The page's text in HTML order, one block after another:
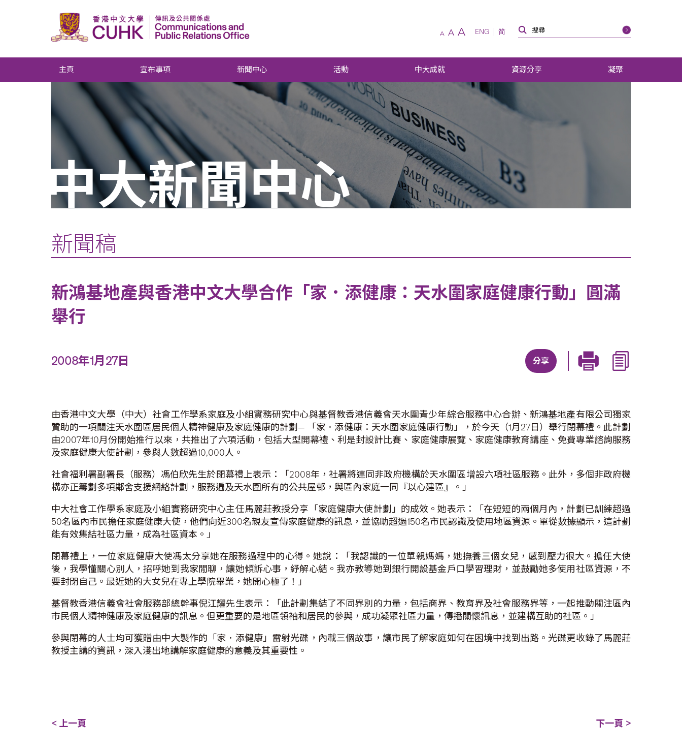
A A A ENG 简
主頁 宣布事項 新聞中心 活動 中大成就 資源分享 凝聚
中大新聞中心
新聞稿
新鴻基地產與香港中文大學合作「家．添健康：天水圍家庭健康行動」圓滿
舉行
2008年1月27日 分享
由香港中文大學（中大）社會工作學系家庭及小組實務研究中心與基督教香港信義會天水圍青少年綜合服務中心合辦、新鴻基地產有限公司獨家
贊助的一項關注天水圍區居民個人精神健康及家庭健康的計劃— 「家．添健康：天水圍家庭健康行動」，於今天（1月27日）舉行閉幕禮。此計劃
由2007年10月份開始推行以來，共推出了六項活動，包括大型開幕禮、利是封設計比賽、家庭健康展覽、家庭健康教育講座、免費專業諮詢服務
及家庭健康大使計劃，參與人數超過10,000人。
社會福利署副署長（服務）馮伯欣先生於閉幕禮上表示：「2008年，社署將連同非政府機構於天水圍區增設六項社區服務。此外，多個非政府機
構亦正籌劃多項鄰舍支援網絡計劃，服務遍及天水圍所有的公共屋邨，與區內家庭一同『以心建區』。」
中大社會工作學系家庭及小組實務研究中心主任馬麗莊教授分享「家庭健康大使計劃」的成效。她表示：「在短短的兩個月內，計劃已訓練超過
50名區內市民擔任家庭健康大使，他們向近300名親友宣傳家庭健康的訊息，並協助超過150名市民認識及使用地區資源。單從數據顯示，這計劃
能有效集結社區力量，成為社區資本。」
閉幕禮上，一位家庭健康大使馮太分享她在服務過程中的心得。她說：「我認識的一位單親媽媽，她撫養三個女兒，感到壓力很大。擔任大使
後，我學懂關心別人，招呼她到我家閒聊，讓她傾訴心事，紓解心結。我亦教導她到銀行開設基金戶口學習理財，並鼓勵她多使用社區資源，不
要封閉自己。最近她的大女兒在專上學院畢業，她開心極了！」
基督教香港信義會社會服務部總幹事倪江耀先生表示：「此計劃集結了不同界別的力量，包括商界、教育界及社會服務界等，一起推動關注區內
市民個人精神健康及家庭健康的訊息。但更重要的是地區領袖和居民的參與，成功凝聚社區力量，傳播關懷訊息，並建構互助的社區。」
參與閉幕的人士均可獲贈由中大製作的「家．添健康」雷射光碟，內載三個故事，讓市民了解家庭如何在困境中找到出路。光碟更收錄了馬麗莊
教授主講的資訊，深入淺出地講解家庭健康的意義及其重要性。
< 上一頁 下一頁 >